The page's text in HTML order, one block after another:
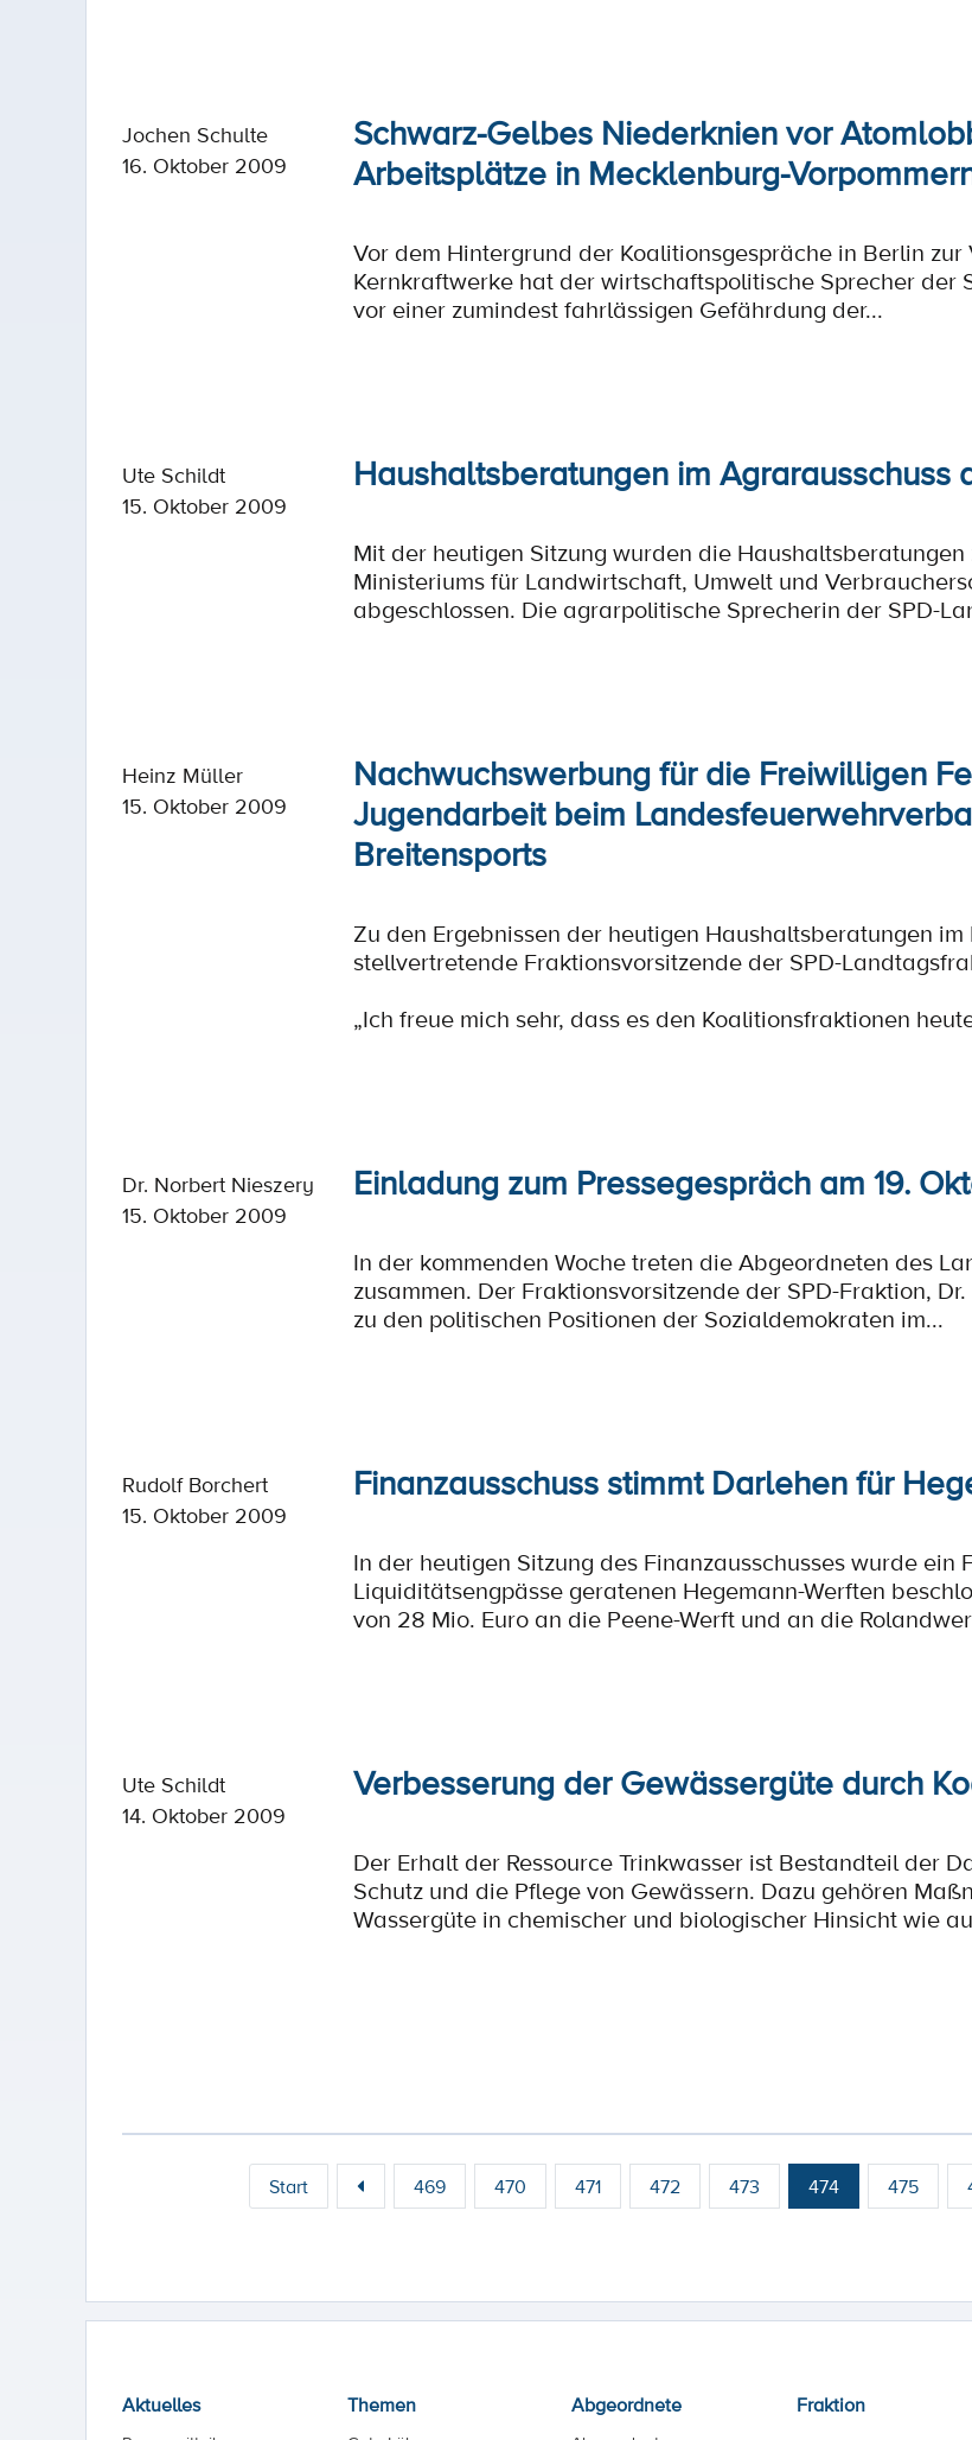
Jochen Schulte
16. Oktober 2009
Schwarz-Gelbes Niederknien vor
Arbeitsplätze in Mecklenburg-
Vor dem Hintergrund der Koalitionsgespräche in Berlin
Kernkraftwerke hat der wirtschaftspolitische Sprecher der
vor einer zumindest fahrlässigen Gefährdung der...
Ute Schildt
15. Oktober 2009
Haushaltsberatungen im Agrarausschuss
Mit der heutigen Sitzung wurden die
Ministeriums für Landwirtschaft, Umwelt und
abgeschlossen. Die agrarpolitische Sprecherin der SPD-
Heinz Müller
15. Oktober 2009
Nachwuchswerbung für die Freiwilligen
Jugendarbeit beim
Breitensports
Zu den Ergebnissen der heutigen Haushaltsberatungen
stellvertretende Fraktionsvorsitzende der SPD-
„Ich freue mich sehr, dass es den Koalitionsfraktionen
Dr. Norbert Nieszery
15. Oktober 2009
Einladung zum Pressegespräch am 19.
In der kommenden Woche treten die Abgeordneten des
zusammen. Der Fraktionsvorsitzende der SPD-Fraktion,
zu den politischen Positionen der Sozialdemokraten im...
Rudolf Borchert
15. Oktober 2009
Finanzausschuss stimmt Darlehen für
In der heutigen Sitzung des Finanzausschusses wurde ein
Liquiditätsengpässe geratenen Hegemann-Werften
von 28 Mio. Euro an die Peene-Werft und an die
Ute Schildt
14. Oktober 2009
Verbesserung der Gewässergüte durch
Der Erhalt der Ressource Trinkwasser ist Bestandteil der
Schutz und die Pflege von Gewässern. Dazu gehören
Wassergüte in chemischer und biologischer Hinsicht wie
Start 469 470 471 472 473 474 475
Aktuelles Themen Abgeordnete Fraktion